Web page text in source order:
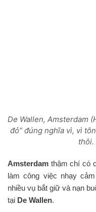
De Wallen, Amsterdam
đỏ” đúng nghĩa vì, vì
thôi.
Amsterdam thậm chí có
làm công việc nhạy
nhiều vụ bắt giữ và nạn
tại De Wallen.